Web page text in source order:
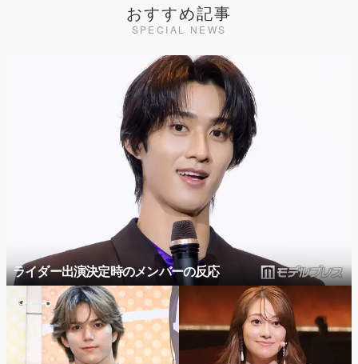
おすすめ記事
SPECIAL NEWS
ライダー出演決定時のメンバーの反応